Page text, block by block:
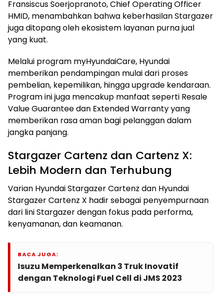
Fransiscus Soerjopranoto, Chief Operating Officer
HMID, menambahkan bahwa keberhasilan Stargazer
juga ditopang oleh ekosistem layanan purna jual
yang kuat.
Melalui program myHyundaiCare, Hyundai
memberikan pendampingan mulai dari proses
pembelian, kepemilikan, hingga upgrade kendaraan.
Program ini juga mencakup manfaat seperti Resale
Value Guarantee dan Extended Warranty yang
memberikan rasa aman bagi pelanggan dalam
jangka panjang.
Stargazer Cartenz dan Cartenz X:
Lebih Modern dan Terhubung
Varian Hyundai Stargazer Cartenz dan Hyundai
Stargazer Cartenz X hadir sebagai penyempurnaan
dari lini Stargazer dengan fokus pada performa,
kenyamanan, dan keamanan.
BACA JUGA:
Isuzu Memperkenalkan 3 Truk Inovatif
dengan Teknologi Fuel Cell di JMS 2023